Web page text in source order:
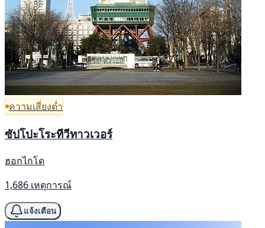
ความเสี่ยงต่ำ
ซัปโปะโระทีวีทาวเวอร์
ฮอกไกโด
1,686 เหตุการณ์
แจ้งเตือน